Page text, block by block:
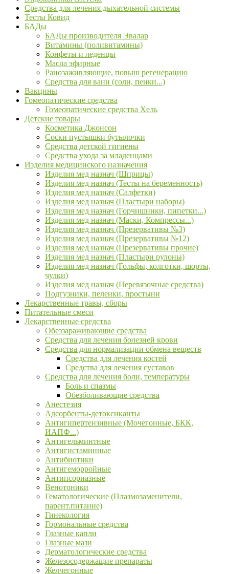
Средства для лечения дыхательной системы
Тесты Ковид
БАДы
БАДы производителя Эвалар
Витамины (поливитамины)
Конфеты и леденцы
Масла эфирные
Ранозаживляющие, повыш регенерацию
Средства для ванн (соли, пенки...)
Вакцины
Гомеопатические средства
Гомеопатические средства Хель
Детские товары
Косметика Джонсон
Соски пустышки бутылочки
Средства детской гигиены
Средства ухода за младенцами
Изделия медицинского назначения
Изделия мед назнач (Шприцы)
Изделия мед назнач (Тесты на беременность)
Изделия мед назнач (Салфетки)
Изделия мед назнач (Пластыри наборы)
Изделия мед назнач (Горчишники, пипетки...)
Изделия мед назнач (Маски, Компрессы...)
Изделия мед назнач (Презервативы №3)
Изделия мед назнач (Презервативы №12)
Изделия мед назнач (Презервативы прочие)
Изделия мед назнач (Пластыри рулоны)
Изделия мед назнач (Гольфы, колготки, шорты,
чулки)
Изделия мед назнач (Перевязочные средства)
Подгузники, пеленки, простыни
Лекарственные травы, сборы
Питательные смеси
Лекарственные средства
Обеззараживающие средства
Средства для лечения болезней крови
Средства для нормализации обмена веществ
Средства для лечения костей
Средства для лечения суставов
Средства для лечения боли, температуры
Боль и спазмы
Обезболивающие средства
Анестезия
Адсорбенты-детоксиканты
Антигипертензивные (Мочегонные, БКК,
ИАПФ...)
Антигельминтные
Антигистаминные
Антибиотики
Антигеморройные
Антипсориазные
Венотоники
Гематологические (Плазмозаменители,
парент.питание)
Гинекология
Гормональные средства
Глазные капли
Глазные мази
Дерматологические средства
Железосодержащие препараты
Желчегонные